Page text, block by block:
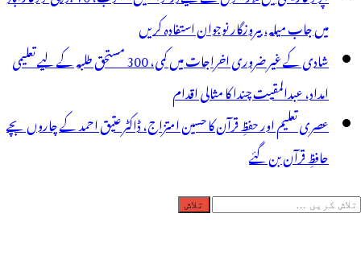
میں جاب میلہ، بیروزگار نوجوان استفادہ کریں
شادی کے غیر ضروری اخراجات میں کمی، 300 مستحق طلبہ کے لیے تعلیمی
امداد، عبدالمقیت چندا کا مثالی اقدام
عصری تعلیم اور حفظِ قرآن کا حسین امتزاج، ڈاکٹر عتیق احمد کے چاروں بچے
حافظِ قرآن بن گئے
تلاش